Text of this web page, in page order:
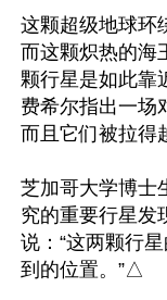
这颗超级地球环
而这颗炽热的海
颗行星是如此靠
费希尔指出一场
而且它们被拉得
芝加哥大学博士
究的重要行星发
说：“这两颗行